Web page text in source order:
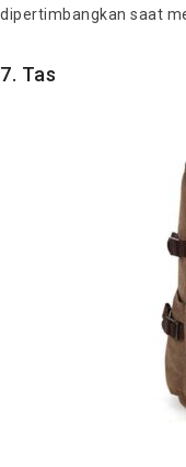
dipertimbangkan saat
7. Tas